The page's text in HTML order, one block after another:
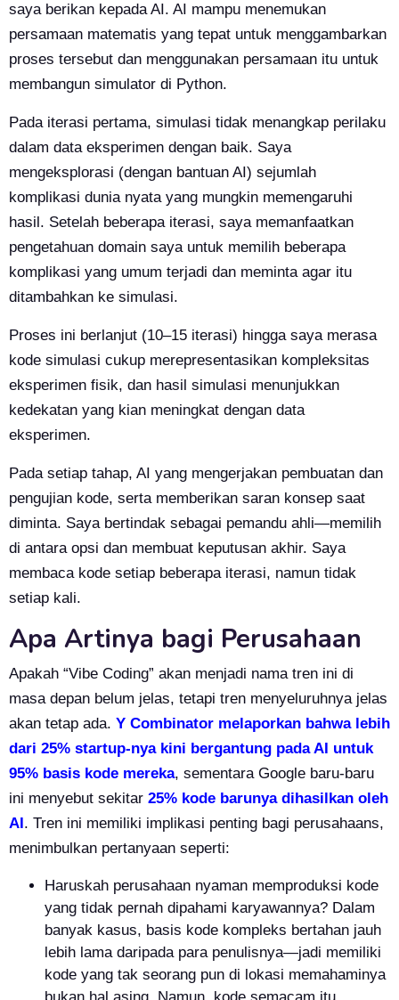
saya berikan kepada AI. AI mampu menemukan
persamaan matematis yang tepat untuk menggambarkan
proses tersebut dan menggunakan persamaan itu untuk
membangun simulator di Python.
Pada iterasi pertama, simulasi tidak menangkap perilaku
dalam data eksperimen dengan baik. Saya
mengeksplorasi (dengan bantuan AI) sejumlah
komplikasi dunia nyata yang mungkin memengaruhi
hasil. Setelah beberapa iterasi, saya memanfaatkan
pengetahuan domain saya untuk memilih beberapa
komplikasi yang umum terjadi dan meminta agar itu
ditambahkan ke simulasi.
Proses ini berlanjut (10–15 iterasi) hingga saya merasa
kode simulasi cukup merepresentasikan kompleksitas
eksperimen fisik, dan hasil simulasi menunjukkan
kedekatan yang kian meningkat dengan data
eksperimen.
Pada setiap tahap, AI yang mengerjakan pembuatan dan
pengujian kode, serta memberikan saran konsep saat
diminta. Saya bertindak sebagai pemandu ahli—memilih
di antara opsi dan membuat keputusan akhir. Saya
membaca kode setiap beberapa iterasi, namun tidak
setiap kali.
Apa Artinya bagi Perusahaan
Apakah “Vibe Coding” akan menjadi nama tren ini di
masa depan belum jelas, tetapi tren menyeluruhnya jelas
akan tetap ada. Y Combinator melaporkan bahwa lebih
dari 25% startup-nya kini bergantung pada AI untuk
95% basis kode mereka, sementara Google baru-baru
ini menyebut sekitar 25% kode barunya dihasilkan oleh
AI . Tren ini memiliki implikasi penting bagi perusahaans,
menimbulkan pertanyaan seperti:
Haruskah perusahaan nyaman memproduksi kode
yang tidak pernah dipahami karyawannya? Dalam
banyak kasus, basis kode kompleks bertahan jauh
lebih lama daripada para penulisnya—jadi memiliki
kode yang tak seorang pun di lokasi memahaminya